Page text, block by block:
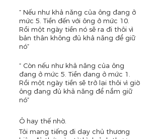
“ Nếu như khả năng của ông đang ở
mức 5. Tiền đến với ông ở mức 10.
Rồi một ngày tiền nó sẽ ra đi thôi vì
bản thân không đủ khả năng để giữ
nó”
“ Còn nếu như khả năng của ông
đang ở mức 5. Tiền đang ở mức 1.
Rồi một ngày tiền sẽ trở lại thôi vì giờ
ông đang đủ khả năng để nắm giữ
nó”
Ô hay thế nhờ.
Tôi mang tiếng đi dạy chủ thương